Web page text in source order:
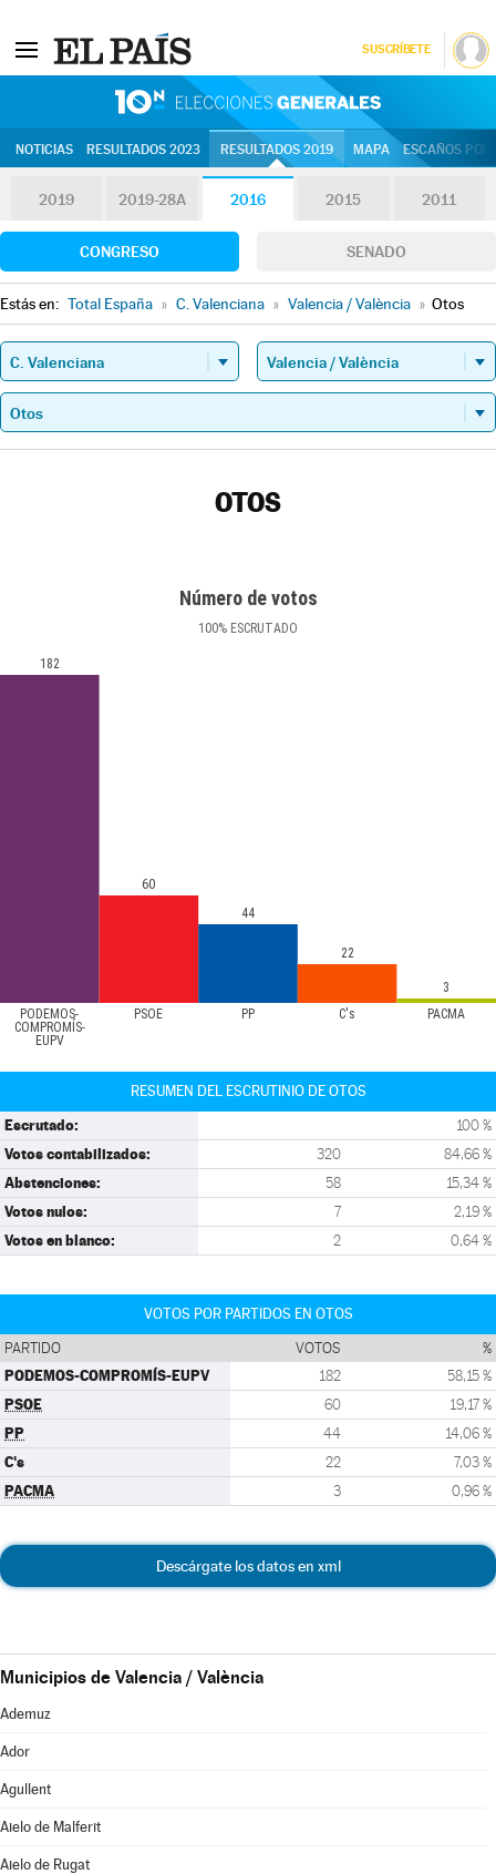
SUSCRÍBETE
NOTICIAS RESULTADOS 2023 RESULTADOS 2019 MAPA ESCAÑOS
2019 2019-28A 2016 2015 2011
CONGRESO SENADO
Estás en: Total España » C. Valenciana » Valencia / València » Otos
OTOS
Número de votos
100% ESCRUTADO
PODEMOS-
COMPROMÍS-
EUPV
PSOE PP C's PACMA
182
60
44
22
3
RESUMEN DEL ESCRUTINIO DE OTOS
Escrutado: 100 %
Votos contabilizados: 320 84,66 %
Abstenciones: 58 15,34 %
Votos nulos: 7 2,19 %
Votos en blanco: 2 0,64 %
VOTOS POR PARTIDOS EN OTOS
PARTIDO VOTOS %
PODEMOS-COMPROMÍS-EUPV 182 58,15 %
PSOE 60 19,17 %
PP 44 14,06 %
C's 22 7,03 %
PACMA 3 0,96 %
Descárgate los datos en xml
Municipios de Valencia / València
Ademuz
Ador
Agullent
Aielo de Malferit
Aielo de Rugat